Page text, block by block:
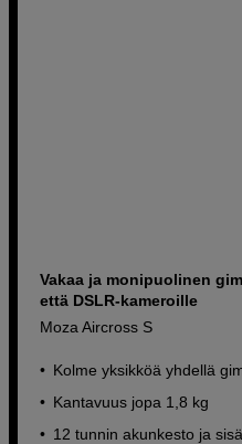
Vakaa ja monipuolinen
että DSLR-kameroille
Moza Aircross S
Kolme yksikköä yhdellä
Kantavuus jopa 1,8 kg
12 tunnin akunkesto ja